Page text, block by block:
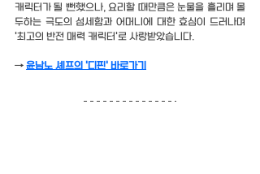
캐릭터가 될 뻔했으나, 요리할 때만큼은 눈물을 흘리며 몰
두하는 극도의 섬세함과 어머니에 대한 효심이 드러나며
'최고의 반전 매력 캐릭터'로 사랑받았습니다.
→ 윤남노 셰프의 '디핀' 바로가기